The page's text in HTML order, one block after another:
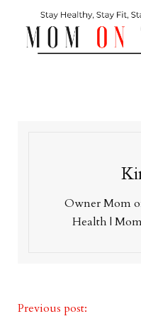
Owner Mom
Health |
Previous post: